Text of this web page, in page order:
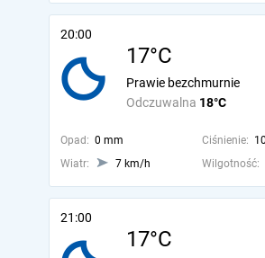
20:00
17°C
Odczuwalna 18°C
Prawie bezchmurnie
Opad: 0 mm Ciśnienie:
Wiatr:
7 km/h Wilgotność:
21:00
17°C